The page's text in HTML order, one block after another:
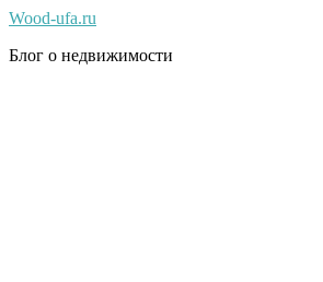
Wood-ufa.ru
Блог о недвижимости